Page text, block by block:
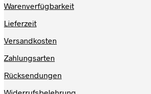
Warenverfügbarkeit
Lieferzeit
Versandkosten
Zahlungsarten
Rücksendungen
Widerrufsbelehrung